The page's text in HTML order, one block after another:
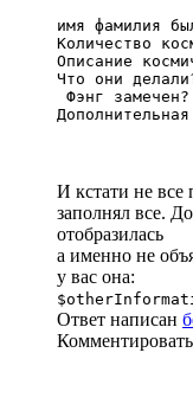
имя фамилия
Количество
Описание
Что они
Фэнг
И кстати не все
заполнял все.
отобразилась
а именно не
у вас она:
Ответ написан
Комментировать